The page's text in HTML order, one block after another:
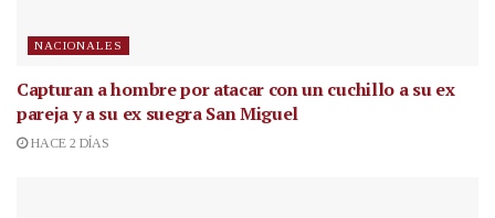
NACIONALES
Capturan a hombre por atacar con un cuchillo a su ex
pareja y a su ex suegra San Miguel
HACE 2 DÍAS